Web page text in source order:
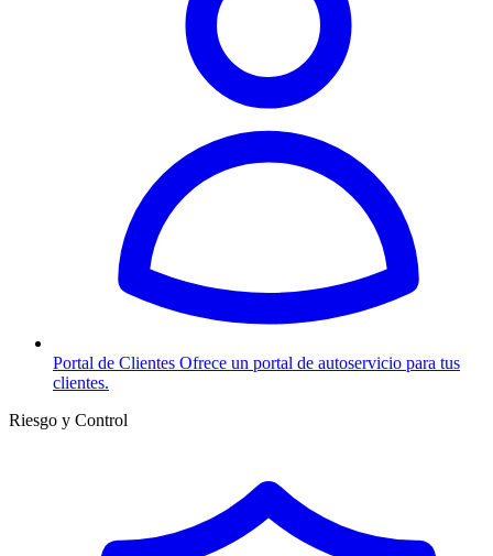
Portal de Clientes Ofrece un portal de autoservicio para tus
clientes.
Riesgo y Control